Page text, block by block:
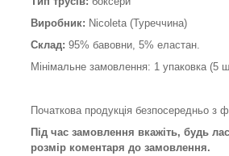
Виробник: Nicoleta (Туреччина)
Склад: 95% бавовни, 5% еластан.
Мінімальне замовлення: 1 упаковка (5
Початкова продукція безпосередньо з
Під час замовлення вкажіть, будь
розмір коментаря до замовлення.